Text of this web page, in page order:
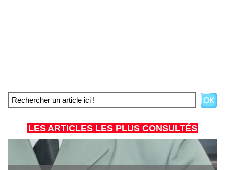
LES ARTICLES LES PLUS CONSULTÉS